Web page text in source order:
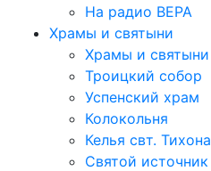
На радио ВЕРА
Храмы и святыни
Храмы и святыни
Троицкий собор
Успенский храм
Колокольня
Келья свт. Тихона
Святой источник